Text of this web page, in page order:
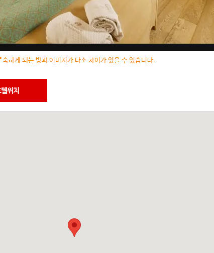
하게 되는 방과 이미지가 다소 차이가 있을 수 있습니다.
위치